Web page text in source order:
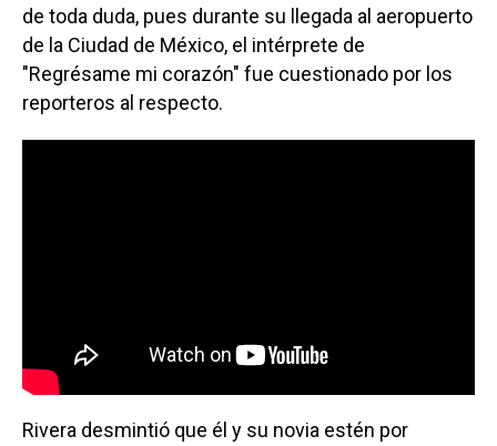
de toda duda, pues durante su llegada al aeropuerto
de la Ciudad de México, el intérprete de
"Regrésame mi corazón" fue cuestionado por los
reporteros al respecto.
Rivera desmintió que él y su novia estén por